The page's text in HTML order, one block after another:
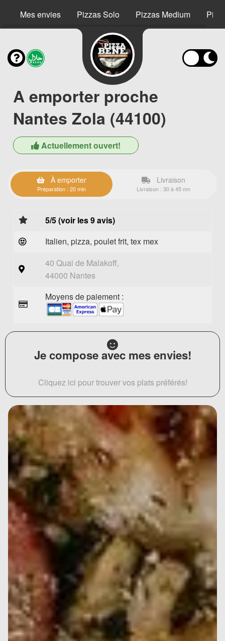
Mes envies Pizzas Solo Pizzas Medium
A emporter proche
Nantes Zola (44100)
Actuellement ouvert!
À emporter
Préparation : 20 min
Livraison
Livraison : 30 à 45 mn
5/5 (voir les 9 avis)
Italien, pizza, poulet frit, tex mex
40 Quai de Malakoff,
44000 Nantes
Moyens de paiement :
Je compose avec mes envies!
Cliquez ici pour trouver vos plats préférés!